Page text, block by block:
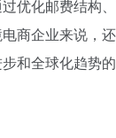
优化邮费结构
商企业来说，
和全球化趋势